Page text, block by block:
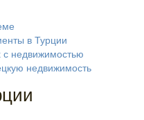
в Турции
недвижимостью
недвижимость